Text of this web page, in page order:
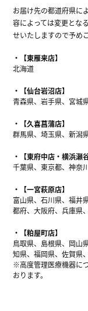
お届け先の都道府県に
容によっては変更とな
せいたしますので予め
【東雁来店】
北海道
【仙台岩沼店】
青森県、岩手県、宮城
【久喜菖蒲店】
群馬県、埼玉県、新潟
【東府中店・横浜瀬
千葉県、東京都、神奈
【一宮萩原店】
富山県、石川県、福井
都府、大阪府、兵庫県
【粕屋町店】
鳥取県、島根県、岡山
知県、福岡県、佐賀県
※高度管理医療機器に
おります。